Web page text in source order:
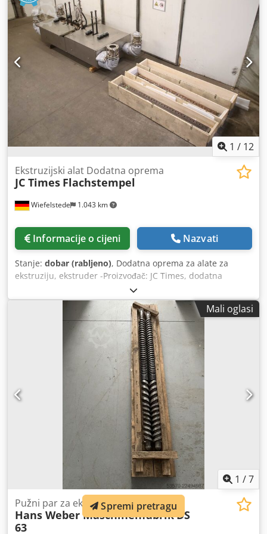
1 / 12
Wiefelstede 1.043 km
Ekstruzijski alat Dodatna oprema
JC Times Flachstempel
Informacije o cijeni Nazvati
Stanje: dobar (rabljeno), Dodatna oprema za alate za
ekstruziju, ekstruder -Proizvođač: JC Times, dodatna
oprema za alate za ekstruziju Dkjdjzpwcxepfx Amgsr -Tip:
nažalost, bez oznake tipa -Perforirane ploče: 3 komada,
1940/210/H60 mm -Pojedinačne komponente: pogledajte
fotografije -Cijena/način prodaje: kompletno -Dimenzije za
transport: 3150/1095/H1790 mm / 2050/300/H900 mm -
Mali oglasi
1 /7
Pužni par za ekstruder Weber DS-63
Hans Weber MaschinenfabrikDS
63
Spremi pretragu